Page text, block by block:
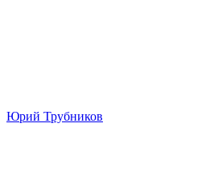
Юрий Трубников